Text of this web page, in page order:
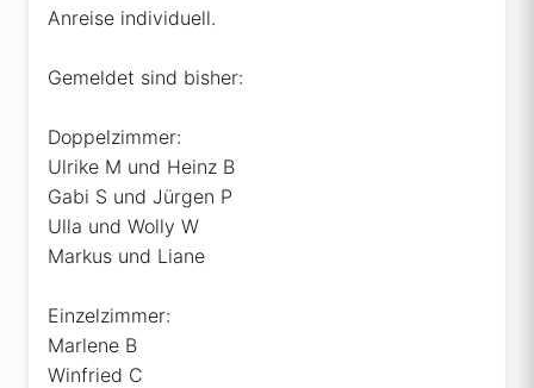
Anreise individuell.
Gemeldet sind bisher:
Doppelzimmer:
Ulrike M und Heinz B
Gabi S und Jürgen P
Ulla und Wolly W
Markus und Liane
Einzelzimmer:
Marlene B
Winfried C